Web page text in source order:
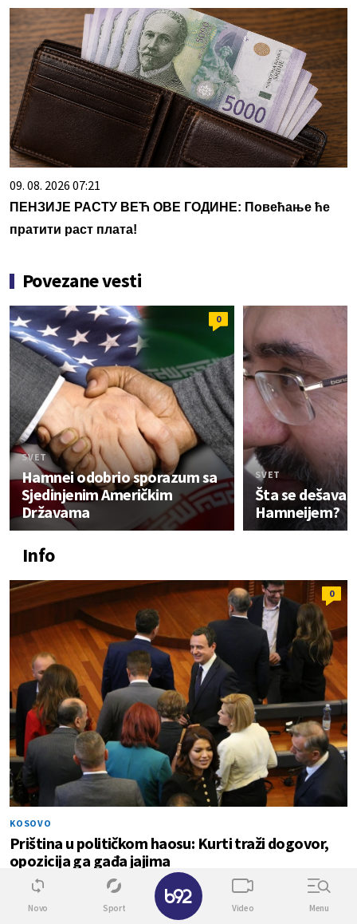
09. 08. 2026 07:21
ПЕНЗИЈЕ РАСТУ ВЕЋ ОВЕ ГОДИНЕ: Повећање ће
пратити раст плата!
Povezane vesti
0
SVET
Hamnei odobrio sporazum sa
Sjedinjenim Američkim
Državama
SVET
Šta se dešava
Hamneijem?
Info
0
KOSOVO
Priština u političkom haosu: Kurti traži dogovor,
opozicija ga gađa jajima
0
Novo Sport Video Menu
✕